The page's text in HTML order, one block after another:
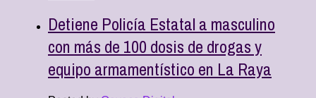
Detiene Policía Estatal a masculino
con más de 100 dosis de drogas y
equipo armamentístico en La Raya